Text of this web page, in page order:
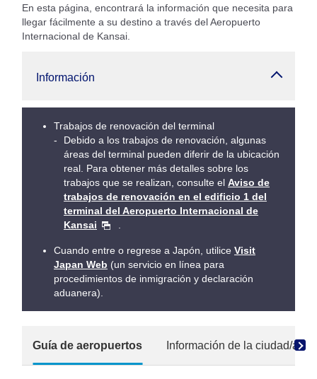
En esta página, encontrará la información que necesita para
llegar fácilmente a su destino a través del Aeropuerto
Internacional de Kansai.
Información
Trabajos de renovación del terminal
Debido a los trabajos de renovación, algunas
áreas del terminal pueden diferir de la ubicación
real. Para obtener más detalles sobre los
trabajos que se realizan, consulte el Aviso de
trabajos de renovación en el edificio 1 del
terminal del Aeropuerto Internacional de
Kansai
Cuando entre o regrese a Japón, utilice Visit
Japan Web (un servicio en línea para
procedimientos de inmigración y declaración
aduanera).
Guía de aeropuertos Información de la ciudad/